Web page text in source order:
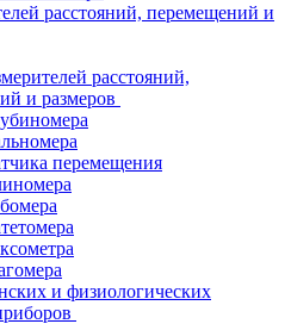
расстояний, перемещений и
расстояний,
и размеров
перемещения
и физиологических